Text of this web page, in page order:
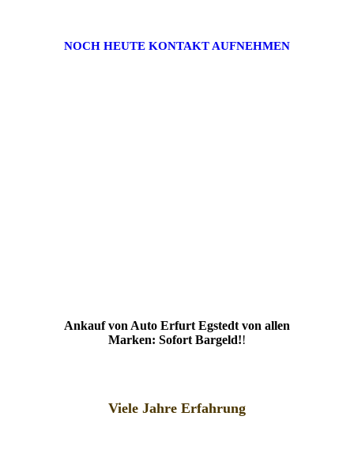
NOCH HEUTE KONTAKT AUFNEHMEN
Ankauf von Auto Erfurt Egstedt von allen
Marken: Sofort Bargeld!!
Viele Jahre Erfahrung